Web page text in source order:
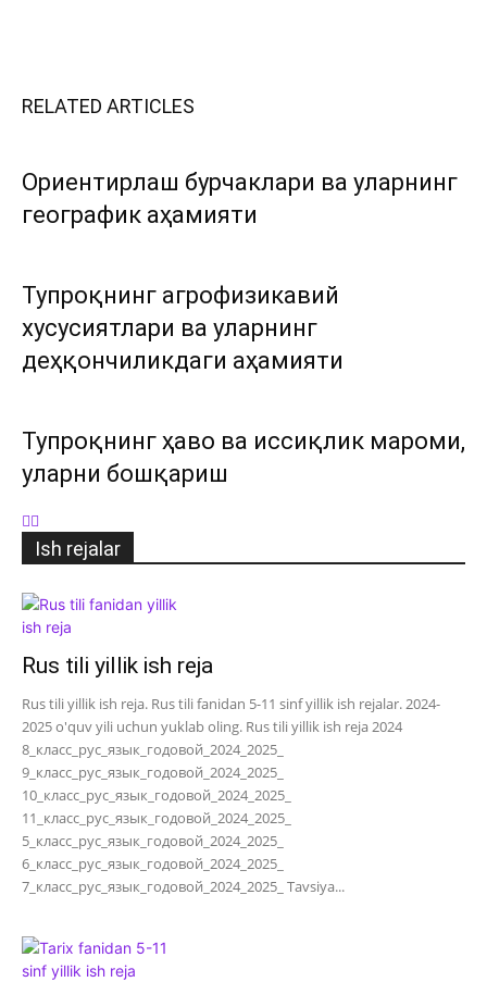
RELATED ARTICLES
Ориентирлаш бурчаклари ва уларнинг
географик аҳамияти
Тупроқнинг агрофизикавий
хусусиятлари ва уларнинг
деҳқончиликдаги аҳамияти
Тупроқнинг ҳаво ва иссиқлик мароми,
уларни бошқариш
Ish rejalar
Rus tili yillik ish reja
Rus tili yillik ish reja. Rus tili fanidan 5-11 sinf yillik ish rejalar. 2024-
2025 o'quv yili uchun yuklab oling. Rus tili yillik ish reja 2024
8_класс_рус_язык_годовой_2024_2025_
9_класс_рус_язык_годовой_2024_2025_
10_класс_рус_язык_годовой_2024_2025_
11_класс_рус_язык_годовой_2024_2025_
5_класс_рус_язык_годовой_2024_2025_
6_класс_рус_язык_годовой_2024_2025_
7_класс_рус_язык_годовой_2024_2025_ Tavsiya...